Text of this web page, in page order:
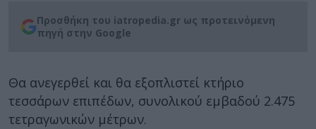
Προσθήκη του iatropedia.gr ως προτεινόμενη
πηγή στην Google
Θα ανεγερθεί και θα εξοπλιστεί κτήριο
τεσσάρων επιπέδων, συνολικού εμβαδού 2.475
τετραγωνικών μέτρων.